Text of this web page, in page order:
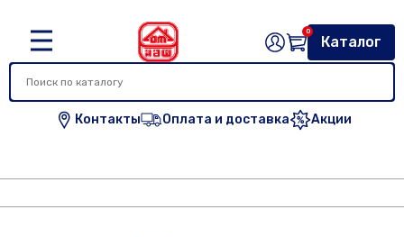
Контакты Оплата и доставка Акции
Каталог
0